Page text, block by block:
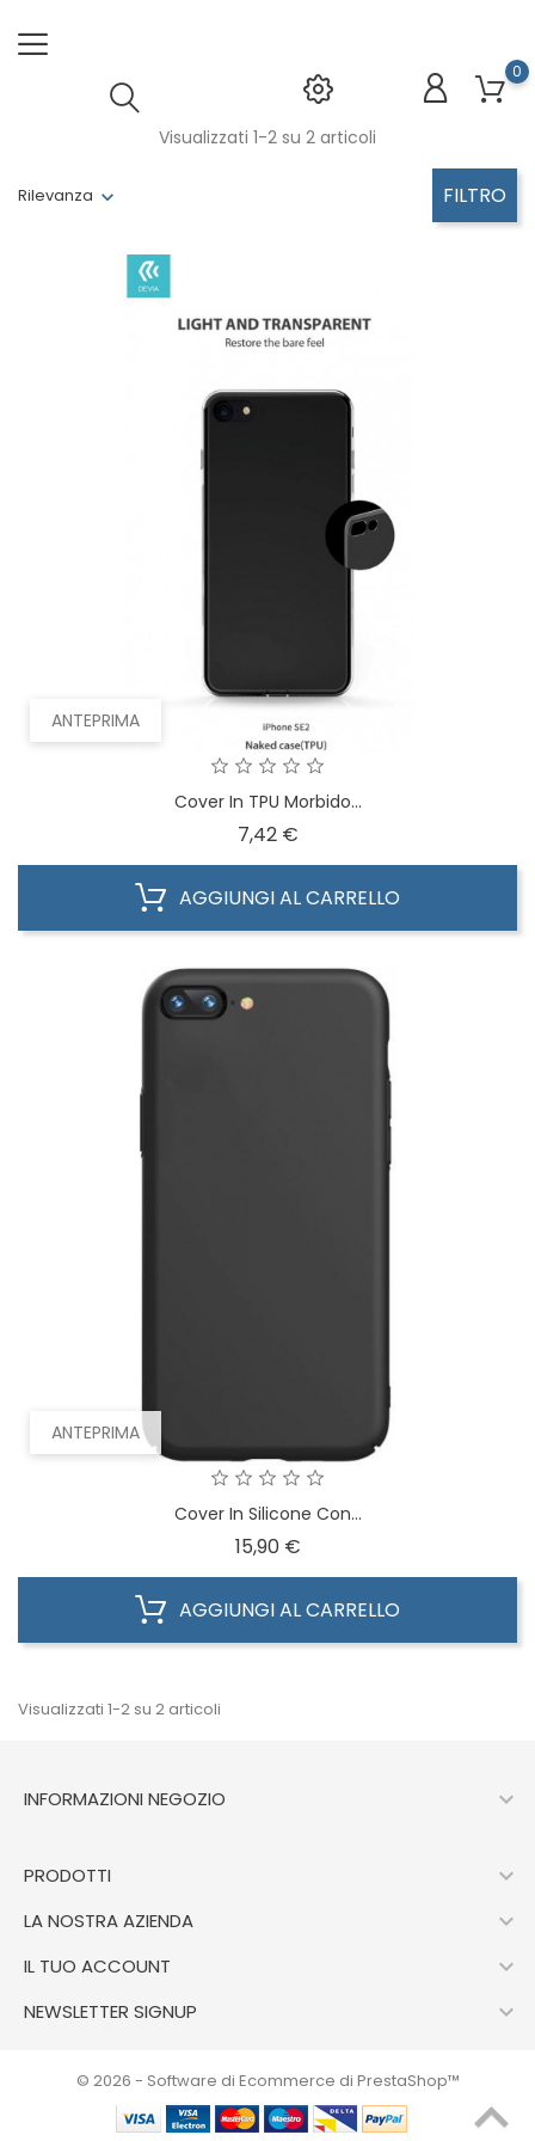
0
Rilevanza FILTRO
Visualizzati 1-2 su 2 articoli
ANTEPRIMA
Cover In TPU Morbido...
7,42 €Prezzo
AGGIUNGI AL CARRELLO
ANTEPRIMA
Cover In Silicone Con...
15,90 €Prezzo
AGGIUNGI AL CARRELLO
Visualizzati 1-2 su 2 articoli
INFORMAZIONI NEGOZIO 
PRODOTTI 
LA NOSTRA AZIENDA 
IL TUO ACCOUNT 
NEWSLETTER SIGNUP 
© 2026 - Software di Ecommerce di PrestaShop™